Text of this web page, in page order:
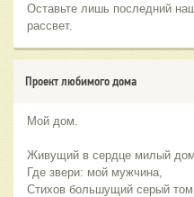
Оставьте лишь последний
рассвет.
Проект любимого дома
Мой дом.
Живущий в сердце милый дом,
Где звери: мой мужчина,
Стихов большущий серый том,